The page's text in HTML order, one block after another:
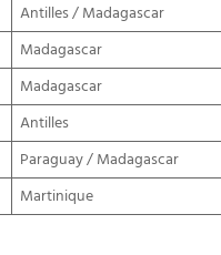
Antilles / Madagascar
Madagascar
Madagascar
Antilles
Paraguay / Madagascar
Martinique